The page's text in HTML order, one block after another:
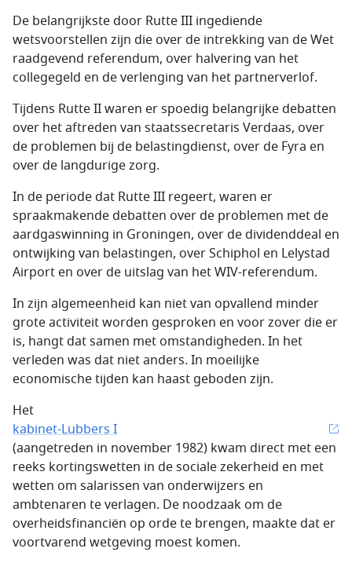
De belangrijkste door Rutte III ingediende
wetsvoorstellen zijn die over de intrekking van de Wet
raadgevend referendum, over halvering van het
collegegeld en de verlenging van het partnerverlof.
Tijdens Rutte II waren er spoedig belangrijke debatten
over het aftreden van staatssecretaris Verdaas, over
de problemen bij de belastingdienst, over de Fyra en
over de langdurige zorg.
In de periode dat Rutte III regeert, waren er
spraakmakende debatten over de problemen met de
aardgaswinning in Groningen, over de dividenddeal en
ontwijking van belastingen, over Schiphol en Lelystad
Airport en over de uitslag van het WIV-referendum.
In zijn algemeenheid kan niet van opvallend minder
grote activiteit worden gesproken en voor zover die er
is, hangt dat samen met omstandigheden. In het
verleden was dat niet anders. In moeilijke
economische tijden kan haast geboden zijn.
Het
kabinet-Lubbers I
(aangetreden in november 1982) kwam direct met een
reeks kortingswetten in de sociale zekerheid en met
wetten om salarissen van onderwijzers en
ambtenaren te verlagen. De noodzaak om de
overheidsfinanciën op orde te brengen, maakte dat er
voortvarend wetgeving moest komen.